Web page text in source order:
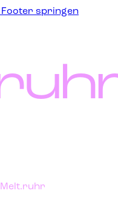
Footer springen